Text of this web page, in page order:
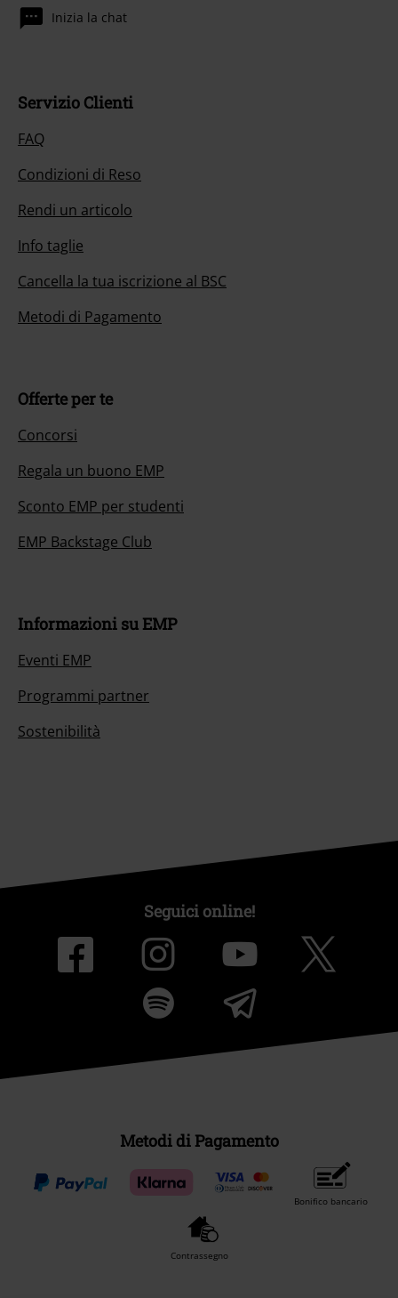
Inizia la chat
Servizio Clienti
FAQ
Condizioni di Reso
Rendi un articolo
Info taglie
Cancella la tua iscrizione al BSC
Metodi di Pagamento
Offerte per te
Concorsi
Regala un buono EMP
Sconto EMP per studenti
EMP Backstage Club
Informazioni su EMP
Eventi EMP
Programmi partner
Sostenibilità
Seguici online!
Metodi di Pagamento
Bonifico bancario
Contrassegno